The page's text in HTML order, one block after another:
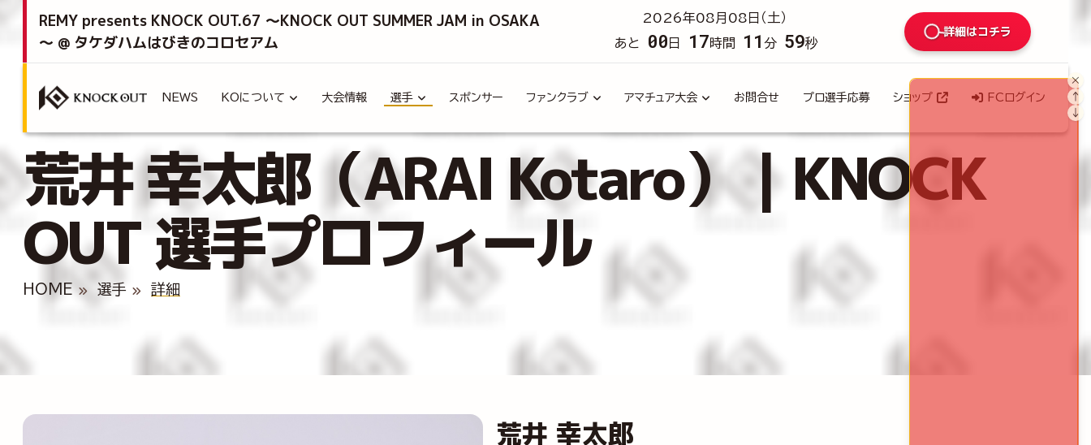
REMY presents KNOCK OUT.67 ～KNOCK OUT SUMMER JAM in OSAKA
～ @ タケダハムはびきのコロセアム
2026年08月08日（土）
あと
00 日 17時間 11 分 58秒
詳細はコチラ
NEWS KOについて 大会情報 選手 スポンサー ファンクラブ アマチュア大会 お問合せ プロ選手応募 ショップ FCログイン
荒井 幸太郎（ARAI Kotaro）｜KNOCK
OUT 選手プロフィール
HOME 選手 詳細
荒井 幸太郎
×
↑
↓